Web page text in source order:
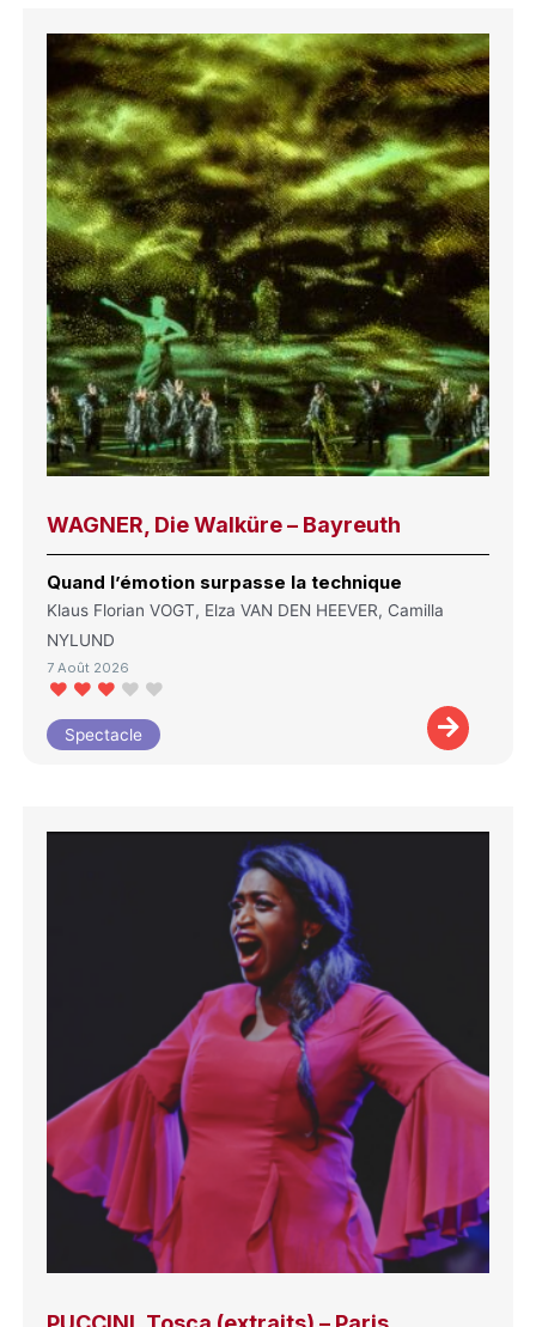
WAGNER, Die Walküre – Bayreuth
Quand l’émotion surpasse la technique
Klaus Florian VOGT, Elza VAN DEN HEEVER, Camilla
NYLUND
7 Août 2026
Spectacle